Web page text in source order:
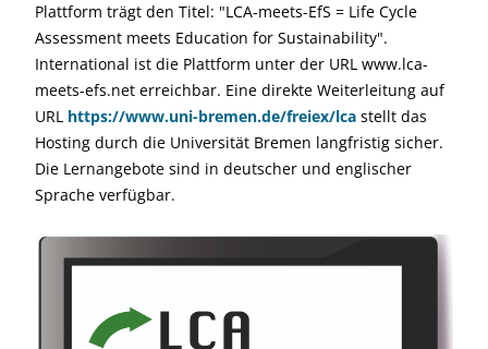
Plattform trägt den Titel: "LCA-meets-EfS = Life Cycle
Assessment meets Education for Sustainability".
International ist die Plattform unter der URL www.lca-
meets-efs.net erreichbar. Eine direkte Weiterleitung auf
URL https://www.uni-bremen.de/freiex/lca stellt das
Hosting durch die Universität Bremen langfristig sicher.
Die Lernangebote sind in deutscher und englischer
Sprache verfügbar.